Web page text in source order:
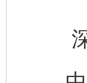
深